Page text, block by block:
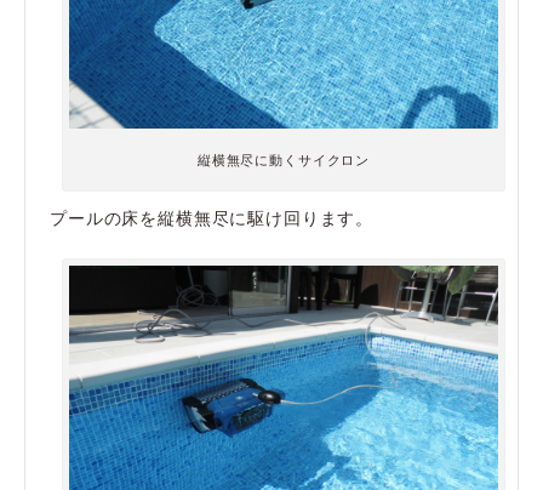
縦横無尽に動くサイクロン
プールの床を縦横無尽に駆け回ります。